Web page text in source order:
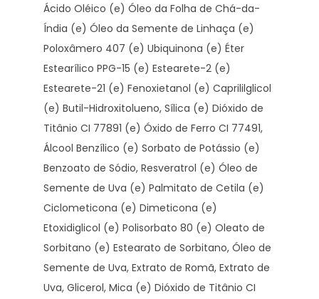
Ácido Oléico (e) Óleo da Folha de Chá-da-
Índia (e) Óleo da Semente de Linhaça (e)
Poloxâmero 407 (e) Ubiquinona (e) Éter
Estearílico PPG-15 (e) Estearete-2 (e)
Estearete-21 (e) Fenoxietanol (e) Caprililglicol
(e) Butil-Hidroxitolueno, Sílica (e) Dióxido de
Titânio CI 77891 (e) Óxido de Ferro CI 77491,
Álcool Benzílico (e) Sorbato de Potássio (e)
Benzoato de Sódio, Resveratrol (e) Óleo de
Semente de Uva (e) Palmitato de Cetila (e)
Ciclometicona (e) Dimeticona (e)
Etoxidiglicol (e) Polisorbato 80 (e) Oleato de
Sorbitano (e) Estearato de Sorbitano, Óleo de
Semente de Uva, Extrato de Romã, Extrato de
Uva, Glicerol, Mica (e) Dióxido de Titânio CI